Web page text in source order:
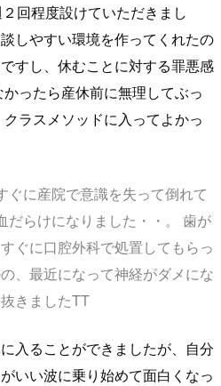
回程度設けていただきまし
しやすい環境を作ってくれたの
すし、休むことに対する罪悪感
ったら産休前に無理してぶっ
ラスメソッドに入ってよかっ
ぐに産院で意識を失って倒れて
だらけになりました・・。 歯が
ぐに口腔外科で処置してもらっ
、最近になって神経がダメにな
きましたTT
入ることができましたが、自分
いい波に乗り始めて面白くなっ